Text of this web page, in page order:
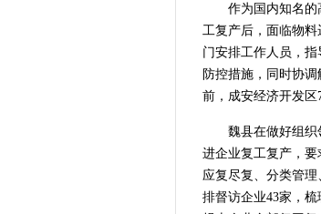
作为国内知名
工复产后，面临物
门安排工作人员，
防控措施，同时协
前，成安经济开发区
魏县在做好组织
进企业复工复产，要
应复尽复、分类管
排督访企业43家，